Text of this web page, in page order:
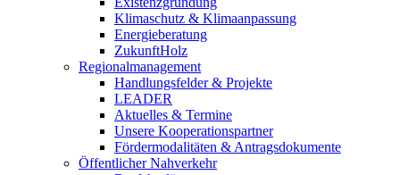
Klimaschutz & Klimaanpassung
Energieberatung
ZukunftHolz
Regionalmanagement
Handlungsfelder & Projekte
LEADER
Aktuelles & Termine
Unsere Kooperationspartner
Fördermodalitäten & Antragsdokumente
Öffentlicher Nahverkehr